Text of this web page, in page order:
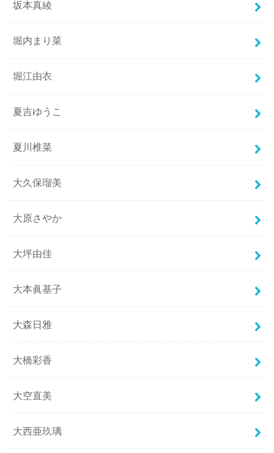
坂本真綾
堀内まり菜
堀江由衣
夏吉ゆうこ
夏川椎菜
大久保瑠美
大原さやか
大坪由佳
大本眞基子
大森日雅
大橋彩香
大空直美
大西亜玖璃